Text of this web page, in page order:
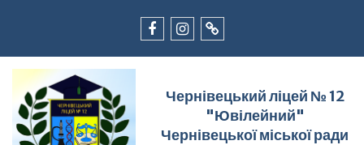
Чернівецький ліцей № 12
"Ювілейний"
Чернівецької міської ради